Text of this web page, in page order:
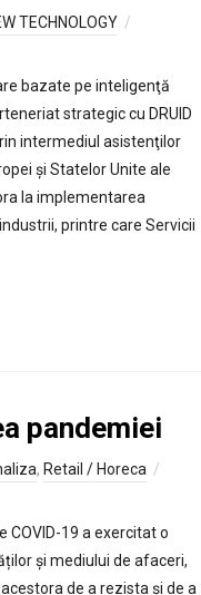
TECHNOLOGY
bazate pe inteligenţă
strategic cu DRUID
intermediul asistenţilor
și Statelor Unite ale
la implementarea
printre care Servicii
pandemiei
, Retail / Horeca
COVID-19 a exercitat o
și mediului de afaceri,
de a rezista și de a